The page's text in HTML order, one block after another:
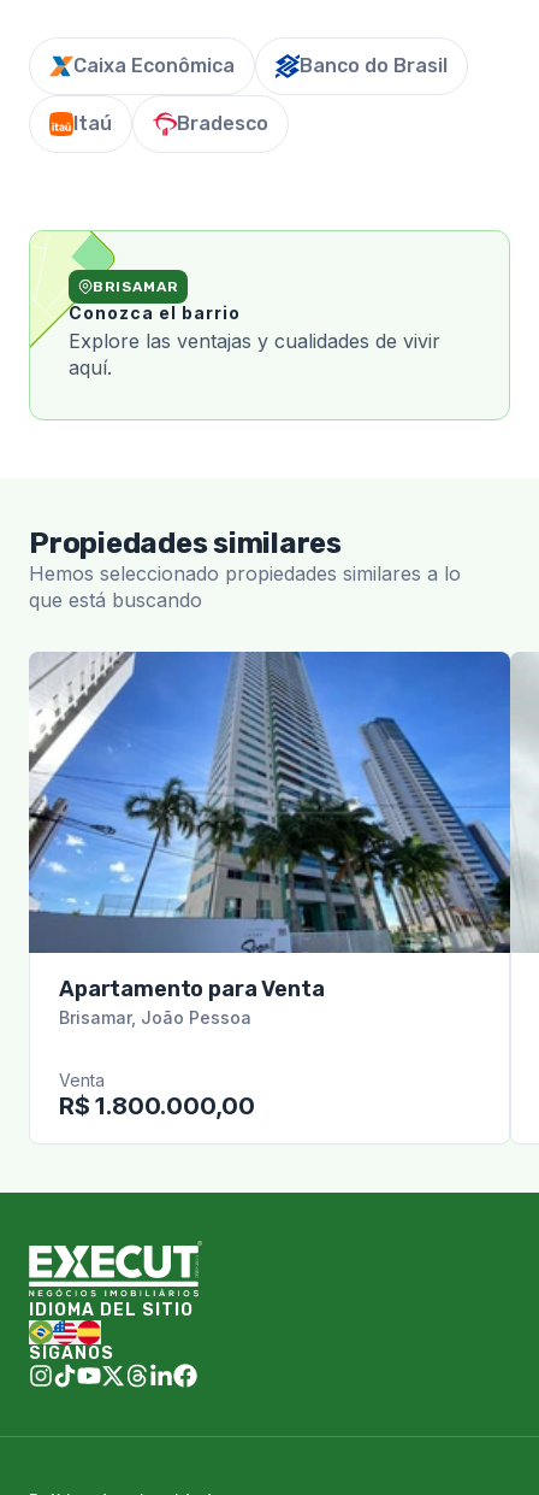
Caixa Econômica Banco do Brasil
Itaú Bradesco
BRISAMAR
Conozca el barrio
Explore las ventajas y cualidades de vivir
aquí.
Propiedades similares
Hemos seleccionado propiedades similares a lo
que está buscando
Apartamento para Venta
Brisamar, João Pessoa
Venta
R$ 1.800.000,00
IDIOMA DEL SITIO
SÍGANOS